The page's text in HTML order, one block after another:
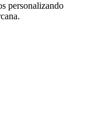
personalizando